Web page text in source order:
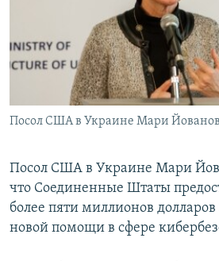
ПОБЕДИТЕЛЕЙ НЕ СУДЯТ?
КРЫМ.НЕПОКОРЕННЫЙ
ELIFBE
УКРАИНСКАЯ ПРОБЛЕМА КРЫМА
ПРИСОЕДИНЯЙТЕСЬ!
Все сайты RFE/RL
Посол США в Украине Мари
Посол США в Украине Мари
что Соединенные Штаты
более пяти миллионов
новой помощи в сфере